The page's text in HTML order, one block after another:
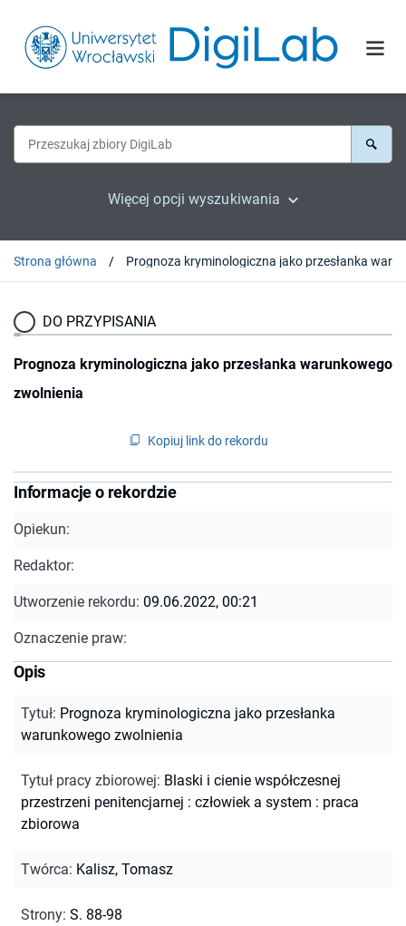
Więcej opcji wyszukiwania
Strona główna
DO PRZYPISANIA
Prognoza kryminologiczna jako przesłanka warunkowego
zwolnienia
Kopiuj link do rekordu
Informacje o rekordzie
Opiekun:
Redaktor:
Utworzenie rekordu: 09.06.2022, 00:21
Oznaczenie praw:
Opis
Tytuł: Prognoza kryminologiczna jako przesłanka
warunkowego zwolnienia
Tytuł pracy zbiorowej: Blaski i cienie współczesnej
przestrzeni penitencjarnej : człowiek a system : praca
zbiorowa
Twórca: Kalisz, Tomasz
Strony: S. 88-98